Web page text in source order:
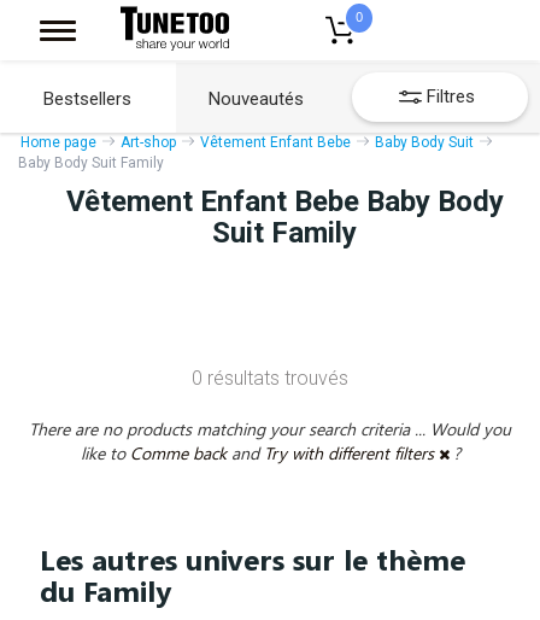
0
Bestsellers Nouveautés Filtres
Home page Art-shop Vêtement Enfant Bebe
Baby Body Suit
Baby Body Suit Family
Vêtement Enfant Bebe Baby Body
Suit Family
0 résultats trouvés
There are no products matching your search criteria ... Would you
like to Comme back and Try with different filters ?
Les autres univers sur le thème
du Family